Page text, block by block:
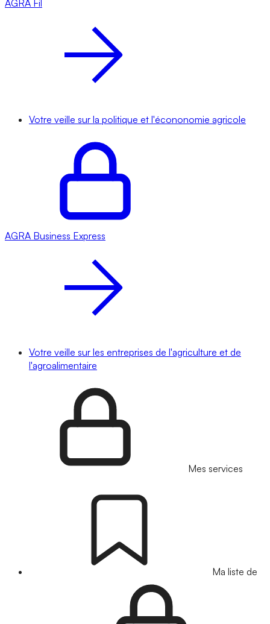
AGRA Fil
Votre veille sur la politique et l'écononomie agricole
AGRA Business Express
Votre veille sur les entreprises de l'agriculture et de
l'agroalimentaire
Mes services
Ma liste de